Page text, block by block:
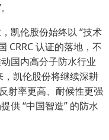
凯伦股份始终以 “技术
CRRC 认证的落地，不
国内高分子防水行业
，凯伦股份将继续深耕
射率更高、耐候性更强
供 “中国智造” 的防水